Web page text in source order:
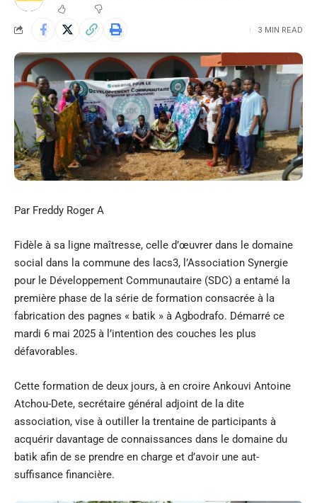
3 MIN READ
Par Freddy Roger A
Fidèle à sa ligne maîtresse, celle d’œuvrer dans le domaine
social dans la commune des lacs3, l’Association Synergie
pour le Développement Communautaire (SDC) a entamé la
première phase de la série de formation consacrée à la
fabrication des pagnes « batik » à Agbodrafo. Démarré ce
mardi 6 mai 2025 à l’intention des couches les plus
défavorables.
Cette formation de deux jours, à en croire Ankouvi Antoine
Atchou-Dete, secrétaire général adjoint de la dite
association, vise à outiller la trentaine de participants à
acquérir davantage de connaissances dans le domaine du
batik afin de se prendre en charge et d’avoir une aut-
suffisance financière.